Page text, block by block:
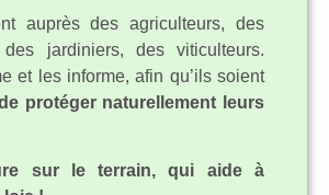
auprès des agriculteurs, des
des jardiniers, des viticulteurs.
et les informe, afin qu’ils soient
protéger naturellement leurs
sur le terrain, qui aide à